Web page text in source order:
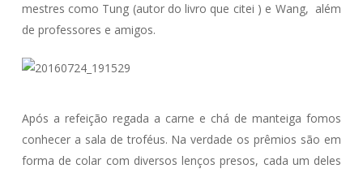
mestres como Tung (autor do livro que citei ) e Wang, além
de professores e amigos.
Após a refeição regada a carne e chá de manteiga fomos
conhecer a sala de troféus. Na verdade os prêmios são em
forma de colar com diversos lenços presos, cada um deles